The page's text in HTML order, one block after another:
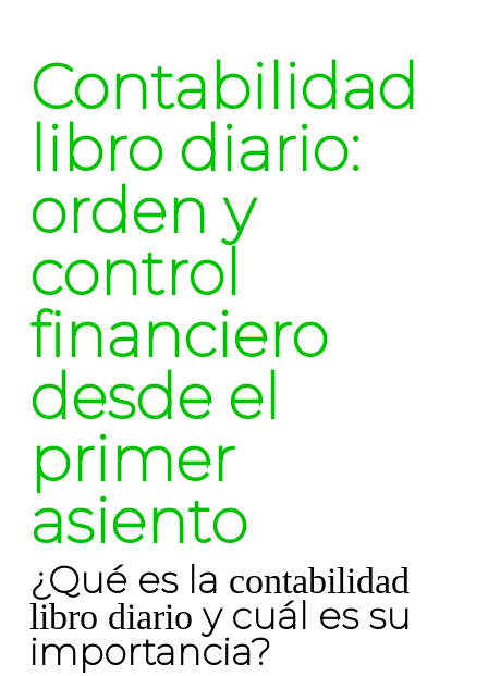
Contabilidad
libro diario:
orden y
control
financiero
desde el
primer
asiento
¿Qué es la contabilidad
libro diario y cuál es su
importancia?